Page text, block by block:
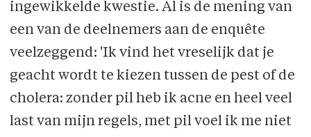
ingewikkelde kwestie. Al is de mening van
een van de deelnemers aan de enquête
veelzeggend: 'Ik vind het vreselijk dat je
geacht wordt te kiezen tussen de pest of de
cholera: zonder pil heb ik acne en heel veel
last van mijn regels, met pil voel ik me niet